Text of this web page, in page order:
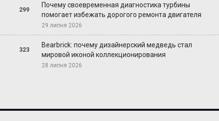
299
Почему своевременная диагностика турбины
помогает избежать дорогого ремонта двигателя
29 липня 2026
323
Bearbrick: почему дизайнерский медведь стал
мировой иконой коллекционирования
28 липня 2026